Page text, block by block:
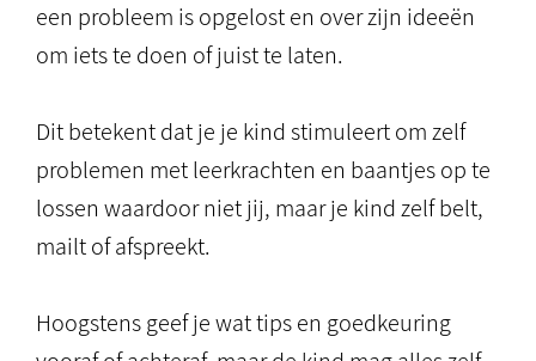
een probleem is opgelost en over zijn ideeën
om iets te doen of juist te laten.
Dit betekent dat je je kind stimuleert om zelf
problemen met leerkrachten en baantjes op te
lossen waardoor niet jij, maar je kind zelf belt,
mailt of afspreekt.
Hoogstens geef je wat tips en goedkeuring